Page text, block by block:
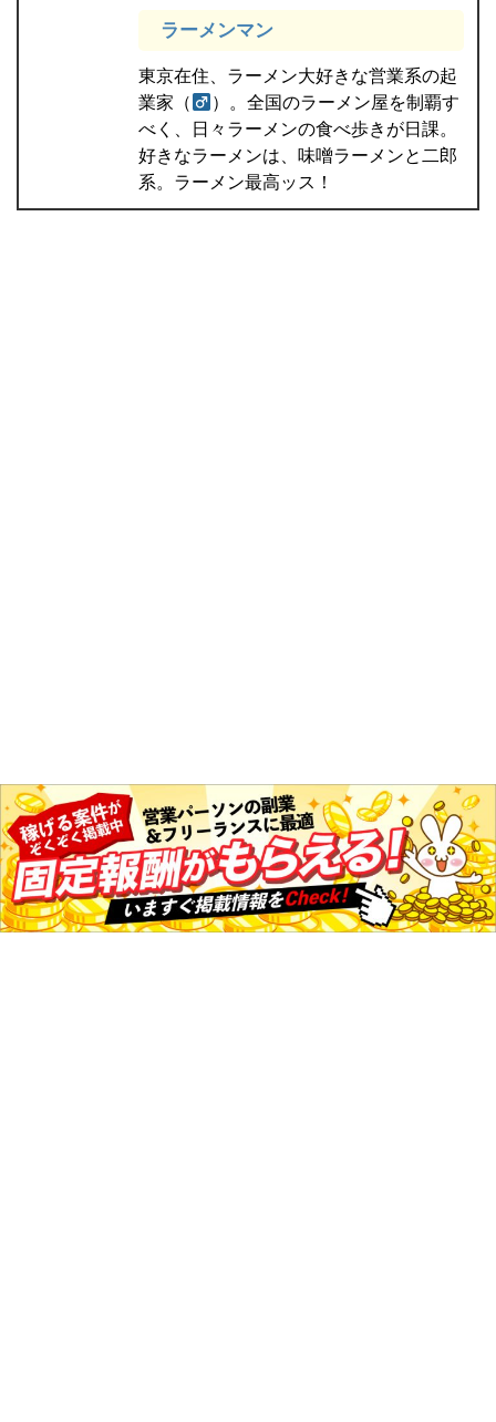
ラーメンマン
東京在住、ラーメン大好きな営業系の起
業家（
）。全国のラーメン屋を制覇す
べく、日々ラーメンの食べ歩きが日課。
好きなラーメンは、味噌ラーメンと二郎
系。ラーメン最高ッス！